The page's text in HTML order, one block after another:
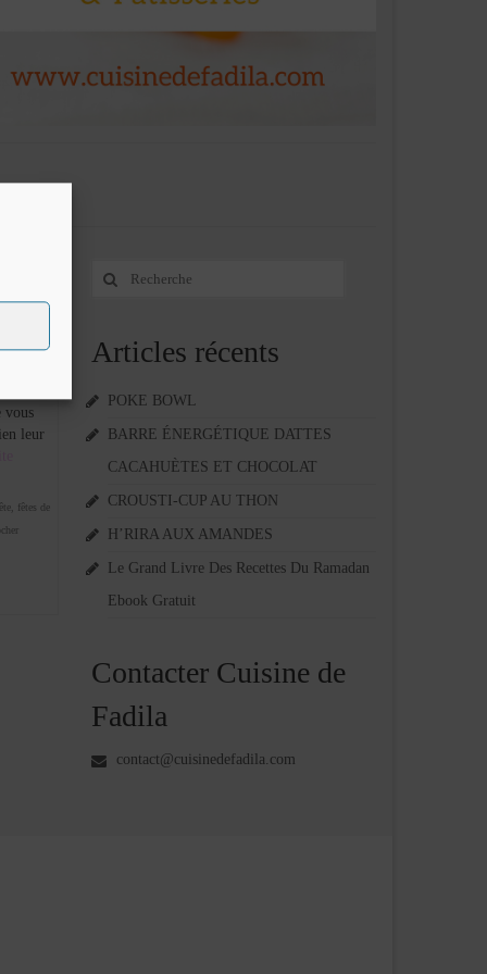
DÉC 2013
vous
leur
, fêtes de
Rechercher
Articles récents
POKE BOWL
BARRE ÉNERGÉTIQUE DATTES
CACAHUÈTES ET CHOCOLAT
CROUSTI-CUP AU THON
H’RIRA AUX AMANDES
Le Grand Livre Des Recettes Du Ramadan
Ebook Gratuit
Contacter Cuisine de
Fadila
contact@cuisinedefadila.com